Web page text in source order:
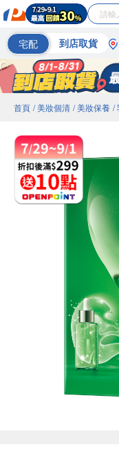
宅配 到店取貨
首頁 / 美妝個清 / 美妝保養 /